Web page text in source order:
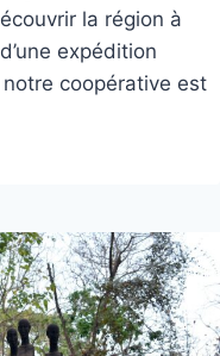
la région à
expédition
coopérative est